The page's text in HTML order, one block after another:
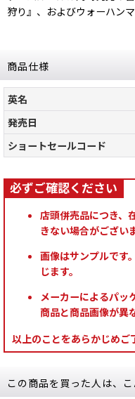
狩り』、およびウォーハン
商品仕様
英名
発売日
ショートセールコード
店頭併売品につき、
きない場合がござい
画像はサンプルです
じます。
メーカーによるパッ
商品と商品画像が異
以上のことをあらかじめご
この商品を買った人は、